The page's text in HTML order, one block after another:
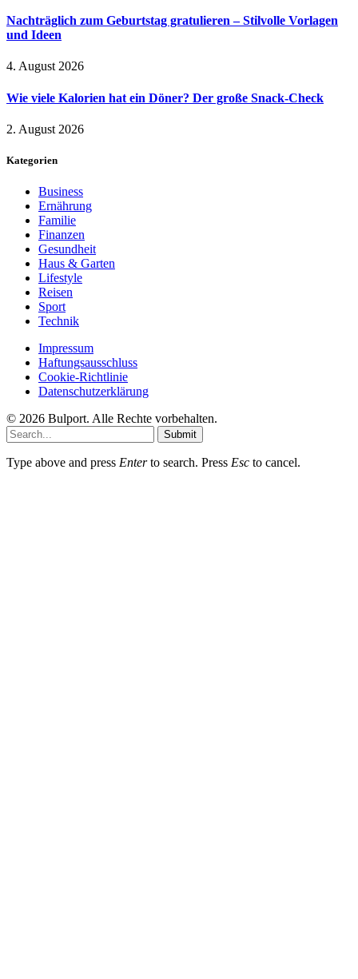
Nachträglich zum Geburtstag gratulieren – Stilvolle Vorlagen
und Ideen
4. August 2026
Wie viele Kalorien hat ein Döner? Der große Snack-Check
2. August 2026
Kategorien
Business
Ernährung
Familie
Finanzen
Gesundheit
Haus & Garten
Lifestyle
Reisen
Sport
Technik
Impressum
Haftungsausschluss
Cookie-Richtlinie
Datenschutzerklärung
© 2026 Bulport. Alle Rechte vorbehalten.
Submit
Type above and press Enterto search. Press Esc to cancel.